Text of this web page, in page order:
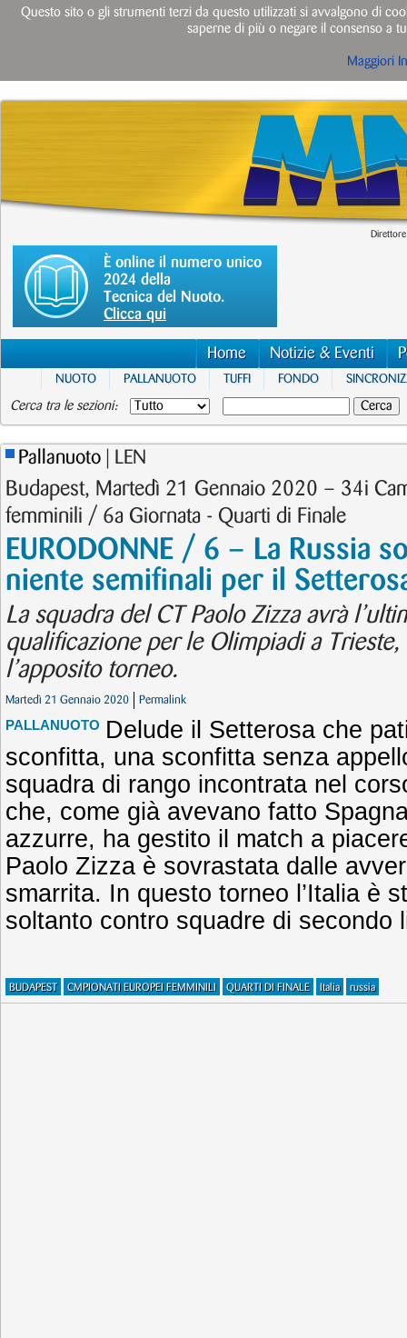
È online il numero unico
2024 della
Tecnica del Nuoto.
Clicca qui
Home Notizie & Eventi
NUOTO PALLANUOTO TUFFI FONDO
Cerca tra le sezioni:
Pallanuoto | LEN
Budapest, Martedì 21 Gennaio 2020 – 34i
femminili / 6a Giornata - Quarti di Finale
EURODONNE / 6 – La Russia
niente semifinali per il
La squadra del CT Paolo Zizza avrà
qualificazione per le Olimpiadi a
l’apposito torneo.
Martedì 21 Gennaio 2020 Permalink
PALLANUOTO Delude il Setterosa che
sconfitta, una sconfitta senza
squadra di rango incontrata nel
che, come già avevano fatto
azzurre, ha gestito il match a
Paolo Zizza è sovrastata dalle
smarrita. In questo torneo l’Italia è
soltanto contro squadre di secondo
BUDAPEST CMPIONATI EUROPEI FEMMINILI QUARTI DI FINALE Italia russia
Questo sito o gli strumenti terzi da questo utilizzati si avvalgono di
saperne di più o negare il consenso a
Maggiori